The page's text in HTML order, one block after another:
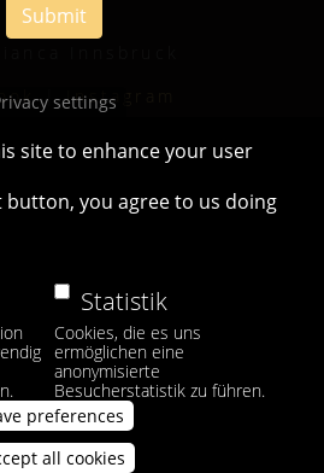
Submit
|Instagram
settings
site to enhance your user
button, you agree to us doing
Statistik
Cookies, die es uns
ermöglichen eine
anonymisierte
Besucherstatistik zu führen.
preferences
all cookies